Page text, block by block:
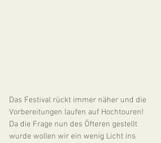
Das Festival rückt immer näher und die
Vorbereitungen laufen auf Hochtouren!
Da die Frage nun des Öfteren gestellt
wurde wollen wir ein wenig Licht ins